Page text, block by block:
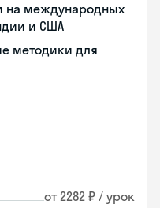
на международных
и США
методики для
от 2282 ₽ / урок